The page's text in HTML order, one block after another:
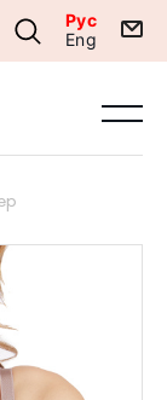
Рус
Eng